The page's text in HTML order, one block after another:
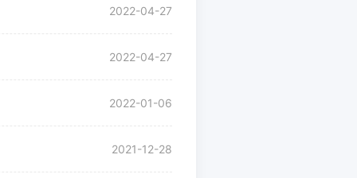
2022-04-27
2022-04-27
2022-01-06
2021-12-28